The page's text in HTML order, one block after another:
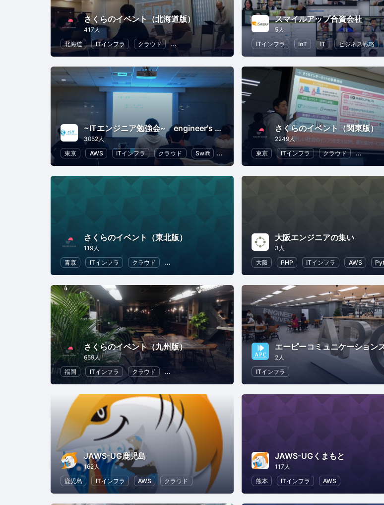
さくらのイベント（北海道版）
417人
北海道
ITインフラ クラウド 地域経済と地域社会
スマイルアップ合資会社
5人
ITインフラ
IoT IT ビジネス戦略
~ITエンジニア勉強会~ engineer's Learning･Vesper
3052人
東京
AWS ITインフラ クラウド Swift プログラミング
さくらのイベント（関東版）
2249人
東京
ITインフラ クラウド 地域経済
さくらのイベント（東北版）
119人
青森
ITインフラ クラウド 地域経済と地域社会
大阪エンジニアの集い
3人
大阪
PHP ITインフラ AWS
さくらのイベント（九州版）
659人
福岡
ITインフラ クラウド 地域経済と地域社会
2人
ITインフラ
JAWS-UG鹿児島
162人
鹿児島
ITインフラ AWS クラウド
JAWS-UGくまもと
117人
熊本
ITインフラ AWS